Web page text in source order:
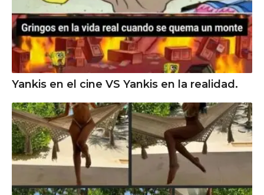
Yankis en el cine VS Yankis en la realidad.